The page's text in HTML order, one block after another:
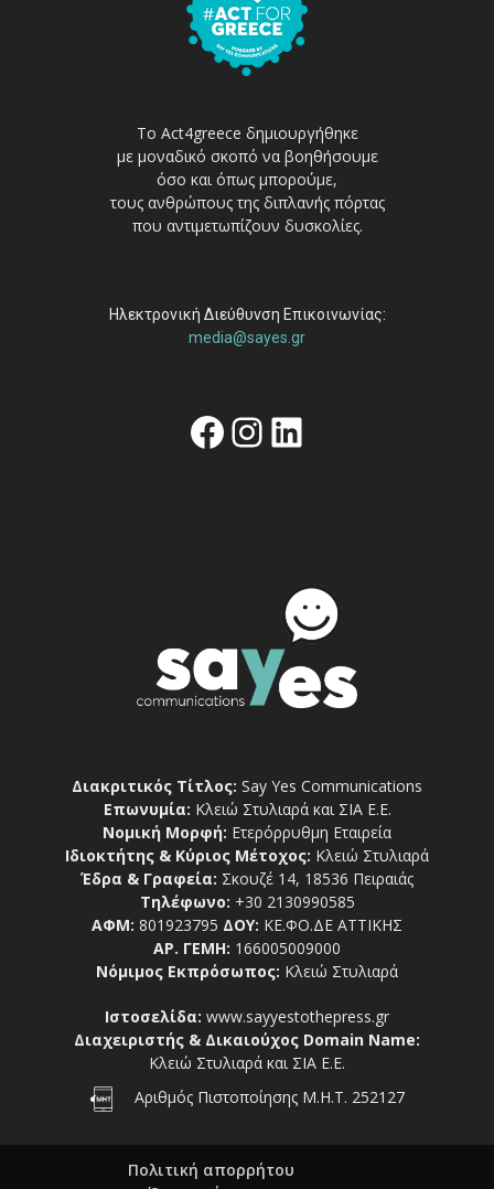
Το Act4greece δημιουργήθηκε
με μοναδικό σκοπό να βοηθήσουμε
όσο και όπως μπορούμε,
τους ανθρώπους της διπλανής πόρτας
που αντιμετωπίζουν δυσκολίες.
Ηλεκτρονική Διεύθυνση Επικοινωνίας:
media@sayes.gr
Facebook
Instagram
Linkedin
Διακριτικός Τίτλος: Say Yes Communications
Επωνυμία: Κλειώ Στυλιαρά και ΣΙΑ Ε.Ε.
Νομική Μορφή: Ετερόρρυθμη Εταιρεία
Ιδιοκτήτης & Κύριος Μέτοχος: Κλειώ Στυλιαρά
Έδρα & Γραφεία: Σκουζέ 14, 18536 Πειραιάς
Τηλέφωνο: +30 2130990585
ΑΦΜ: 801923795 ΔΟΥ: ΚΕ.ΦΟ.ΔΕ ΑΤΤΙΚΗΣ
ΑΡ. ΓΕΜΗ: 166005009000
Νόμιμος Εκπρόσωπος: Κλειώ Στυλιαρά
Ιστοσελίδα: www.sayyestothepress.gr
Διαχειριστής & Δικαιούχος Domain Name:
Κλειώ Στυλιαρά και ΣΙΑ Ε.Ε.
Αριθμός Πιστοποίησης Μ.Η.Τ. 252127
Πολιτική απορρήτου